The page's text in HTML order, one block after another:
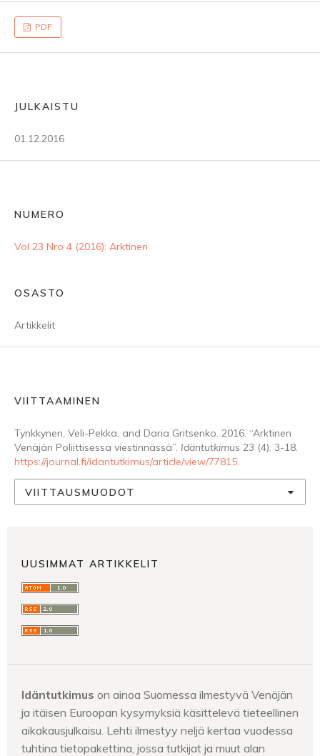
PDF
JULKAISTU
01.12.2016
NUMERO
Vol 23 Nro 4 (2016): Arktinen
OSASTO
Artikkelit
VIITTAAMINEN
Tynkkynen, Veli-Pekka, and Daria Gritsenko. 2016. “Arktinen
Venäjän Poliittisessa viestinnässä”. Idäntutkimus 23 (4): 3-18.
https://journal.fi/idantutkimus/article/view/77815.
VIITTAUSMUODOT
UUSIMMAT ARTIKKELIT
Idäntutkimus on ainoa Suomessa ilmestyvä Venäjän
ja itäisen Euroopan kysymyksiä käsittelevä tieteellinen
aikakausjulkaisu. Lehti ilmestyy neljä kertaa vuodessa
tuhtina tietopakettina, jossa tutkijat ja muut alan